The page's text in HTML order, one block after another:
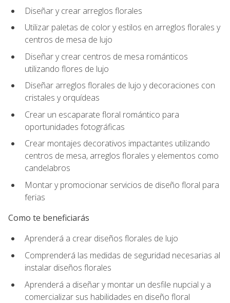
Diseñar y crear arreglos florales
Utilizar paletas de color y estilos en arreglos florales y
centros de mesa de lujo
Diseñar y crear centros de mesa románticos
utilizando flores de lujo
Diseñar arreglos florales de lujo y decoraciones con
cristales y orquídeas
Crear un escaparate floral romántico para
oportunidades fotográficas
Crear montajes decorativos impactantes utilizando
centros de mesa, arreglos florales y elementos como
candelabros
Montar y promocionar servicios de diseño floral para
ferias
Como te beneficiarás
Aprenderá a crear diseños florales de lujo
Comprenderá las medidas de seguridad necesarias al
instalar diseños florales
Aprenderá a diseñar y montar un desfile nupcial y a
comercializar sus habilidades en diseño floral